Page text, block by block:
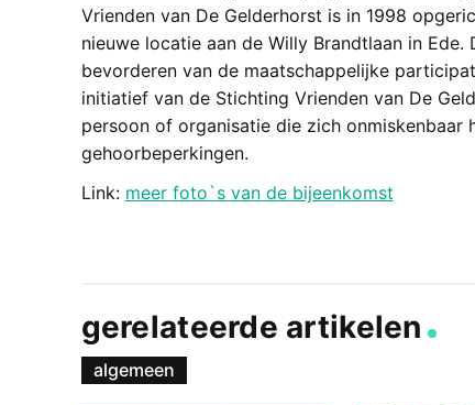
Vrienden van De Gelderhorst is in 1998
nieuwe locatie aan de Willy Brandtlaan in
bevorderen van de maatschappelijke
initiatief van de Stichting Vrienden van De
persoon of organisatie die zich onmiskenbaar
gehoorbeperkingen.
Link: meer foto`s van de bijeenkomst
gerelateerde artikelen
algemeen